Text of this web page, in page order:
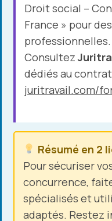
Droit social –
France » pour
professionnelles.
Consultez
dédiés au
juritravail.com/
Résumé en 2
Pour sécuriser
concurrence,
spécialisés et
adaptés. Restez